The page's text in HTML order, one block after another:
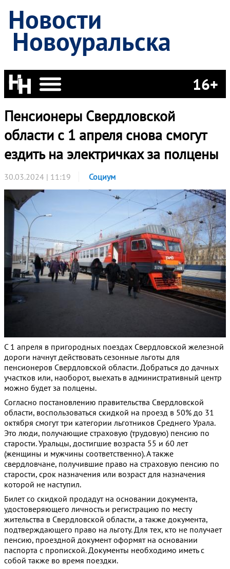
Новости
Новоуральска
16+
Пенсионеры Свердловской
области с 1 апреля снова смогут
ездить на электричках за полцены
30.03.2024 | 11:19 Социум
С 1 апреля в пригородных поездах Свердловской железной
дороги начнут действовать сезонные льготы для
пенсионеров Свердловской области. Добраться до дачных
участков или, наоборот, выехать в административный центр
можно будет за полцены.
Согласно постановлению правительства Свердловской
области, воспользоваться скидкой на проезд в 50% до 31
октября смогут три категории льготников Среднего Урала.
Это люди, получающие страховую (трудовую) пенсию по
старости. Уральцы, достигшие возраста 55 и 60 лет
(женщины и мужчины соответственно). А также
свердловчане, получившие право на страховую пенсию по
старости, срок назначения или возраст для назначения
которой не наступил.
Билет со скидкой продадут на основании документа,
удостоверяющего личность и регистрацию по месту
жительства в Свердловской области, а также документа,
подтверждающего право на льготу. Для тех, кто не получает
пенсию, проездной документ оформят на основании
паспорта с пропиской. Документы необходимо иметь с
собой также во время поездки.